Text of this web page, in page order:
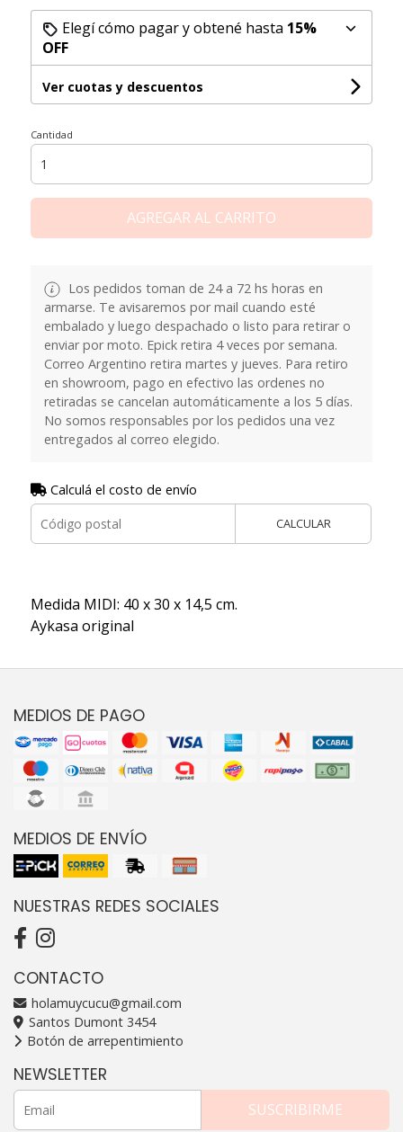
Elegí cómo pagar y obtené hasta 15%
OFF
Ver cuotas y descuentos
Cantidad
AGREGAR AL CARRITO
Los pedidos toman de 24 a 72 hs horas en
armarse. Te avisaremos por mail cuando esté
embalado y luego despachado o listo para retirar o
enviar por moto. Epick retira 4 veces por semana.
Correo Argentino retira martes y jueves. Para retiro
en showroom, pago en efectivo las ordenes no
retiradas se cancelan automáticamente a los 5 días.
No somos responsables por los pedidos una vez
entregados al correo elegido.
Calculá el costo de envío
CALCULAR
Medida MIDI: 40 x 30 x 14,5 cm.
Aykasa original
MEDIOS DE PAGO
MEDIOS DE ENVÍO
NUESTRAS REDES SOCIALES
CONTACTO
holamuycucu@gmail.com
Santos Dumont 3454
Botón de arrepentimiento
NEWSLETTER
SUSCRIBIRME